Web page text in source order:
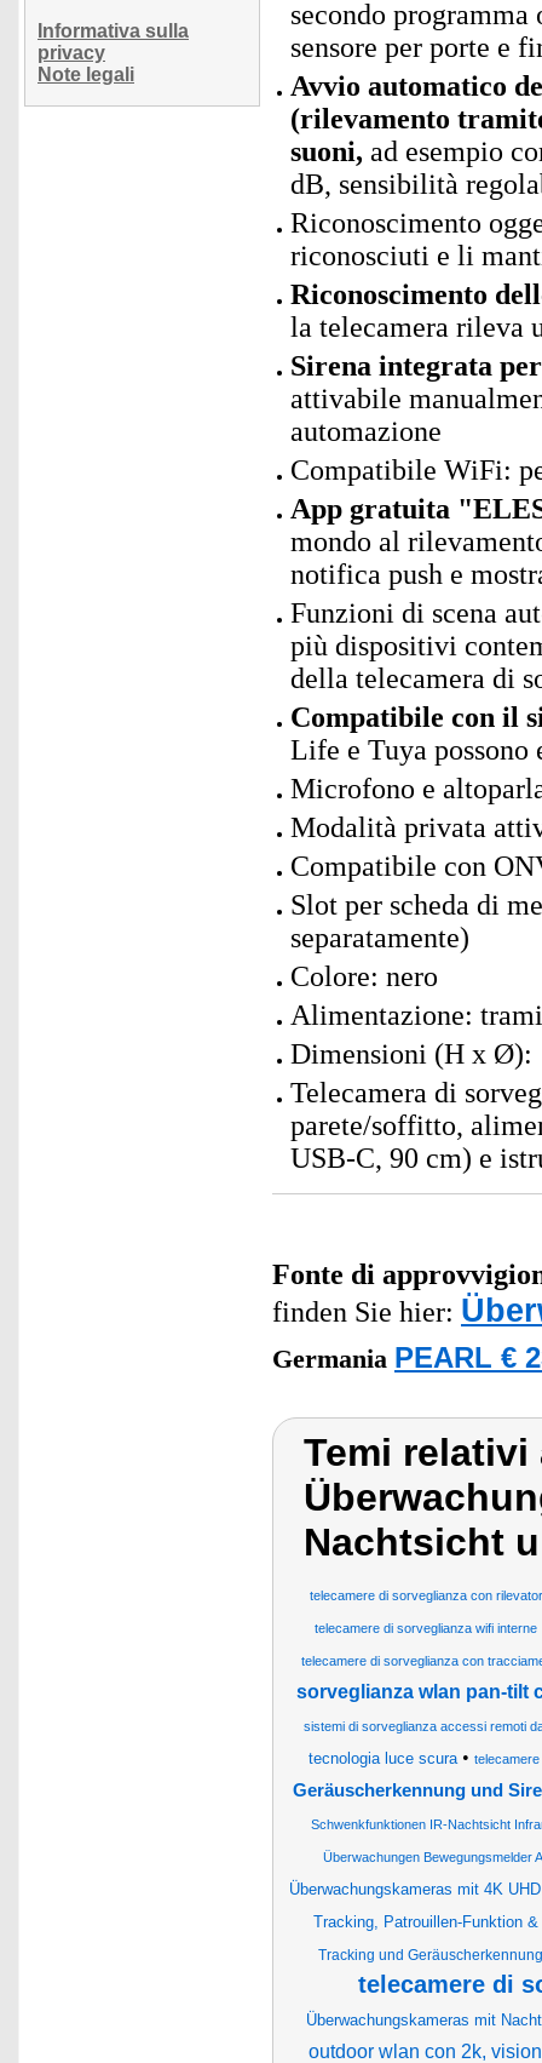
Informativa sulla
privacy
Note legali
secondo
sensore per porte e
Avvio automatico
(rilevamento
suoni, ad esempio
dB, sensibilità
Riconoscimento
riconosciuti e li
Riconoscimento
la telecamera rileva
Sirena integrata
attivabile
automazione
Compatibile WiFi:
App gratuita
mondo al
notifica push e
Funzioni di scena
più dispositivi
della telecamera di
Compatibile con il
Life e Tuya possono
Microfono e
Modalità privata
Compatibile con
Slot per scheda di
separatamente)
Colore: nero
Alimentazione:
Dimensioni (H x Ø):
Telecamera di
parete/soffitto,
USB-C, 90 cm) e
Fonte di
finden Sie hier:
Germania PEARL €
Temi relativi
Nachtsicht
telecamere di sorveglianza con
telecamere di sorveglianza wifi interne
telecamere di sorveglianza con
sorveglianza wlan pan-tilt
sistemi di sorveglianza accessi remoti
tecnologia luce scura•
Geräuscherkennung und
Schwenkfunktionen IR-Nachtsicht
Überwachungen Bewegungsmelder
Überwachungskameras mit 4K
Tracking, Patrouillen-Funktion &
Tracking und Geräuscherkennung
telecamere di
Überwachungskameras mit
outdoor wlan con 2k,